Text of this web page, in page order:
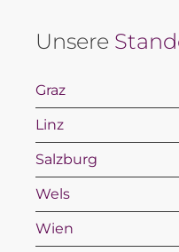
Unsere
Graz
Linz
Salzburg
Wels
Wien